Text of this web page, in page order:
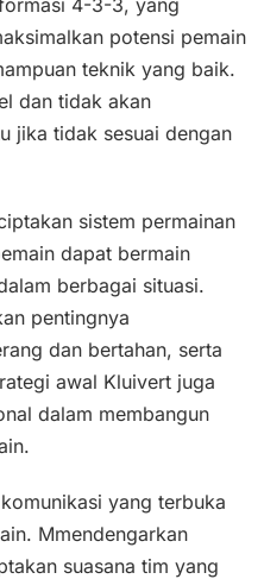
potensi pemain
teknik yang baik.
dan tidak akan
jika tidak sesuai dengan
sistem permainan
dapat bermain
berbagai situasi.
pentingnya
dan bertahan, serta
awal Kluivert juga
dalam membangun
yang terbuka
Mmendengarkan
suasana tim yang